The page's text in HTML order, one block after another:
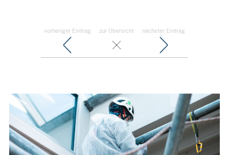
vorheriger Eintrag zur Übersicht nächster Eintrag